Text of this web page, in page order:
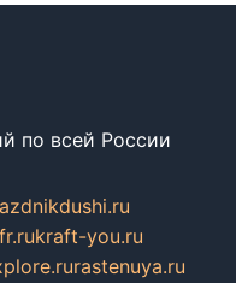
по всей России
kraft-you.ru
rastenuya.ru